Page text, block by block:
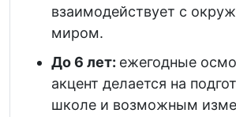
взаимодействует с
миром.
До 6 лет: ежегодные
акцент делается на
школе и возможным